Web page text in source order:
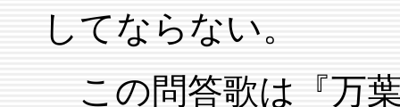
してならない。
この問答歌は『万